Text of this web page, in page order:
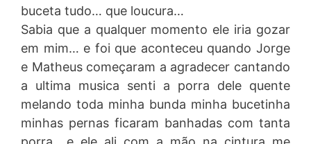
buceta tudo… que loucura…
Sabia que a qualquer momento ele iria gozar
em mim… e foi que aconteceu quando Jorge
e Matheus começaram a agradecer cantando
a ultima musica senti a porra dele quente
melando toda minha bunda minha bucetinha
minhas pernas ficaram banhadas com tanta